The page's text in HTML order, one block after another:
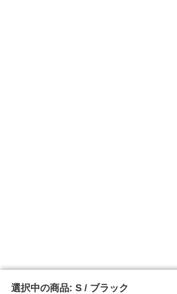
選択中の商品: S / ブラック
選択中の商品: S / ブラック